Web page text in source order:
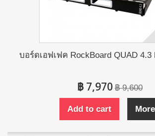
บอร์ดเอฟเฟค RockBoard QUAD 4.3
฿ 7,970 ฿ 9,600
Add to cart More